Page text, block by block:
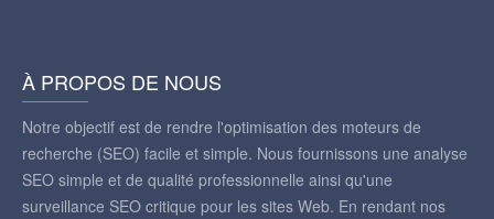
À PROPOS DE NOUS
Notre objectif est de rendre l'optimisation des moteurs de
recherche (SEO) facile et simple. Nous fournissons une analyse
SEO simple et de qualité professionnelle ainsi qu'une
surveillance SEO critique pour les sites Web. En rendant nos